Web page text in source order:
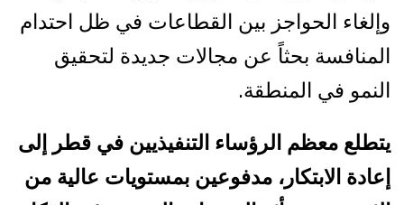
وإلغاء الحواجز بين القطاعات في ظل احتدام
المنافسة بحثاً عن مجالات جديدة لتحقيق
النمو في المنطقة.
يتطلع معظم الرؤساء التنفيذيين في قطر إلى
إعادة الابتكار، مدفوعين بمستويات عالية من